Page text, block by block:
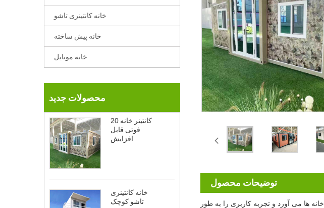
خانه کانتینری تاشو
خانه پیش ساخته
خانه موبایل
محصولات جدید
کانتینر خانه 20
فوتی قابل
افزایش
خانه کانتینری
تاشو کوچک
توضیحات محصول
به خانه ها می آورد و تجربه کاربری را به طور